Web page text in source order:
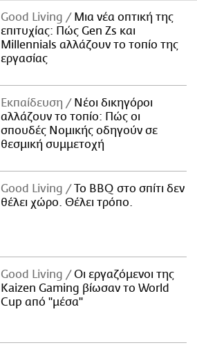
Good Living
Μια νέα οπτική της
επιτυχίας: Πώς Gen Zs και
Millennials αλλάζουν το τοπίο της
εργασίας
Εκπαίδευση
Νέοι δικηγόροι
αλλάζουν το τοπίο: Πώς οι
σπουδές Νομικής οδηγούν σε
θεσμική συμμετοχή
Good Living
Το BBQ στο σπίτι δεν
θέλει χώρο. Θέλει τρόπο.
Good Living
Οι εργαζόμενοι της
Kaizen Gaming βίωσαν το World
Cup από "μέσα"